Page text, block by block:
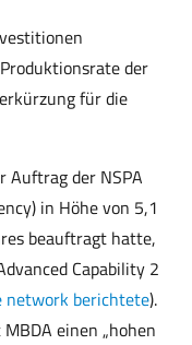
der
für die
Auftrag der NSPA
in Höhe von 5,1
beauftragt hatte,
Capability 2
network berichtete).
einen „hohen